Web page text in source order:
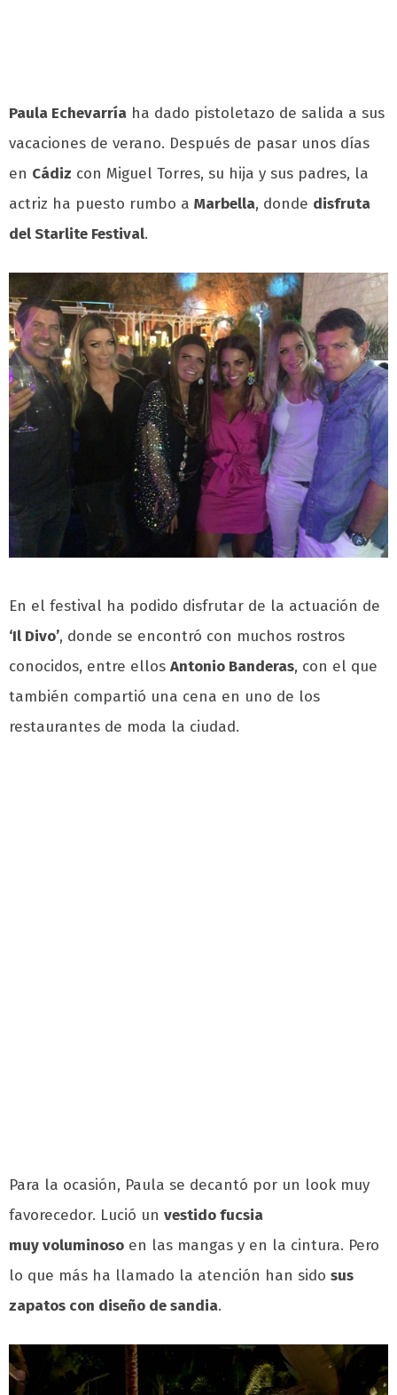
Paula Echevarría ha dado pistoletazo de salida a sus
vacaciones de verano. Después de pasar unos días
en Cádiz con Miguel Torres, su hija y sus padres, la
actriz ha puesto rumbo a Marbella, donde disfruta
del Starlite Festival.
En el festival ha podido disfrutar de la actuación de
‘Il Divo’, donde se encontró con muchos rostros
conocidos, entre ellos Antonio Banderas, con el que
también compartió una cena en uno de los
restaurantes de moda la ciudad.
Para la ocasión, Paula se decantó por un look muy
favorecedor. Lució un vestido fucsia
muyvoluminoso en las mangas y en la cintura. Pero
lo que más ha llamado la atención han sido sus
zapatos con diseño de sandia.